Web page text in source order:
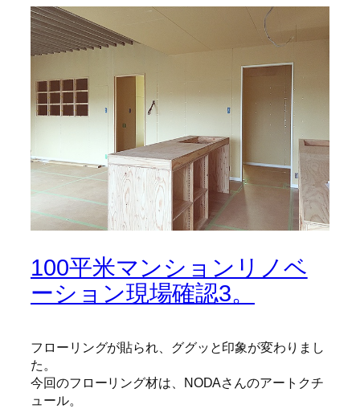
100平米マンションリノベ
ーション現場確認3。
フローリングが貼られ、ググッと印象が変わりまし
た。
今回のフローリング材は、NODAさんのアートクチ
ュール。